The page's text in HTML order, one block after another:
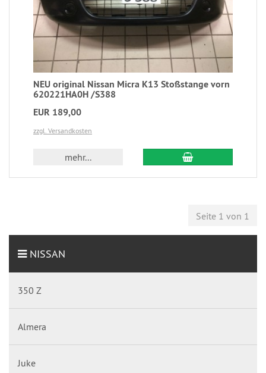
NEU original Nissan Micra K13 Stoßstange vorn
620221HA0H /S388
EUR 189,00
zzgl. Versandkosten
mehr...
Seite 1 von 1
NISSAN
350 Z
Almera
Juke